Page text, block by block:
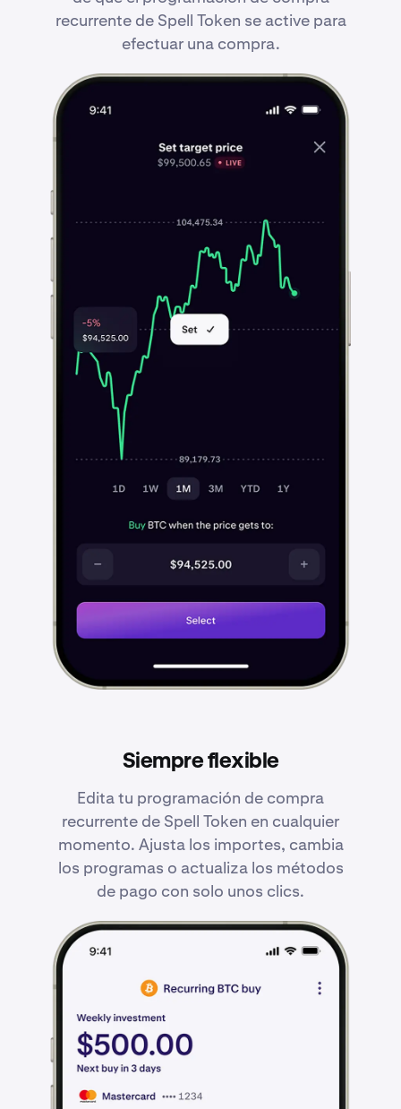
recurrente de Spell Token se active para
efectuar una compra.
Siempre flexible
Edita tu programación de compra
recurrente de Spell Token en cualquier
momento. Ajusta los importes, cambia
los programas o actualiza los métodos
de pago con solo unos clics.